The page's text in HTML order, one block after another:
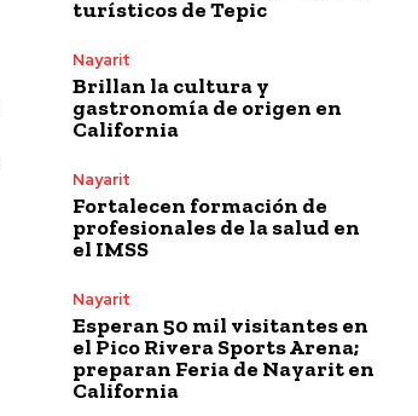
turísticos de Tepic
Nayarit
Brillan la cultura y
gastronomía de origen en
California
Nayarit
Fortalecen formación de
profesionales de la salud en
el IMSS
Nayarit
Esperan 50 mil visitantes en
el Pico Rivera Sports Arena;
preparan Feria de Nayarit en
California